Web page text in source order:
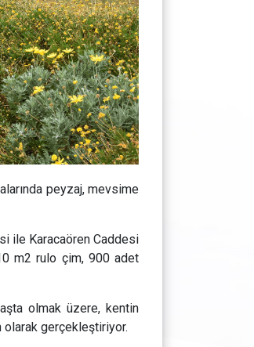
peyzaj, mevsime
ile Karacaören Caddesi
m2 rulo çim, 900 adet
olmak üzere, kentin
olarak gerçekleştiriyor.